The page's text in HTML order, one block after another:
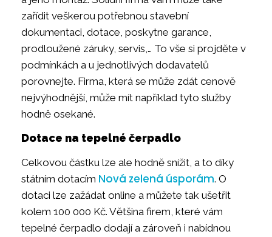
zařídit veškerou potřebnou stavební
dokumentaci, dotace, poskytne garance,
prodloužené záruky, servis,… To vše si projděte v
podmínkách a u jednotlivých dodavatelů
porovnejte. Firma, která se může zdát cenově
nejvýhodnější, může mít například tyto služby
hodně osekané.
Dotace na tepelné čerpadlo
Celkovou částku lze ale hodně snížit, a to díky
státním dotacím Nová zelená úsporám. O
dotaci lze zažádat online a můžete tak ušetřit
kolem 100 000 Kč. Většina firem, které vám
tepelné čerpadlo dodají a zároveň i nabídnou